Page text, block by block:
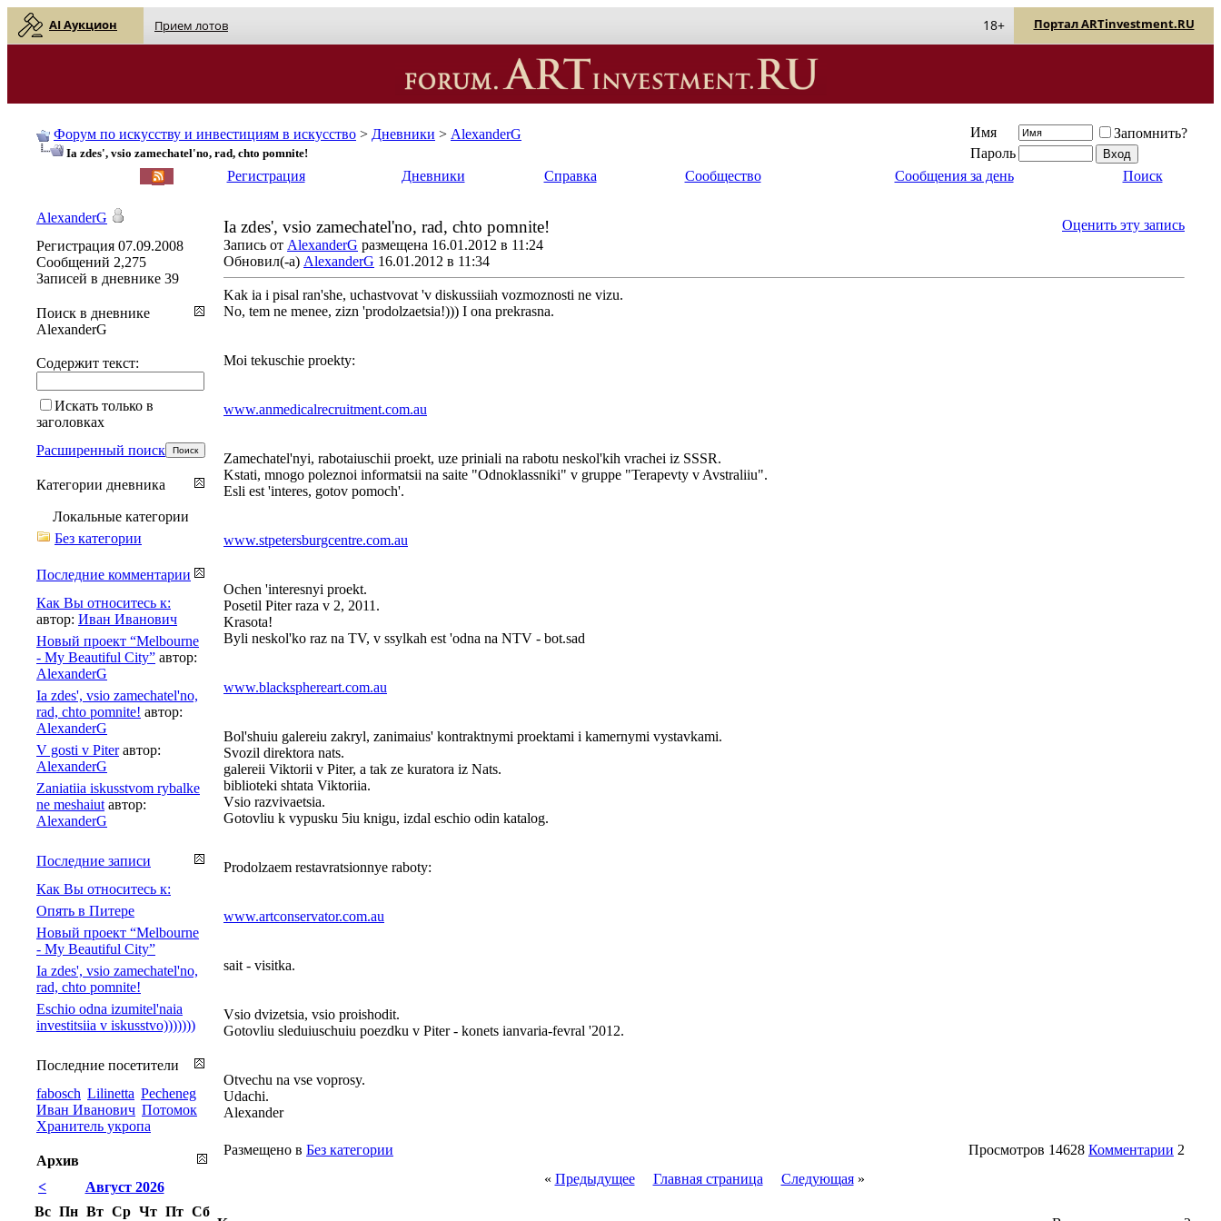
AI Аукцион Прием лотов Портал ARTinvestment.RU
18+
Форум по искусству и инвестициям в искусство > Дневники > AlexanderG
Ia zdes', vsio zamechatel'no, rad, chto pomnite!
Имя
Запомнить?
Пароль
Регистрация Дневники Справка Сообщество Сообщения за день Поиск
Оценить эту запись
Ia zdes', vsio zamechatel'no, rad, chto pomnite!
Запись от AlexanderG размещена 16.01.2012 в 11:24
Обновил(-а) AlexanderG 16.01.2012 в 11:34
Kak ia i pisal ran'she, uchastvovat 'v diskussiiah vozmoznosti ne vizu.
No, tem ne menee, zizn 'prodolzaetsia!))) I ona prekrasna.
Moi tekuschie proekty:
www.anmedicalrecruitment.com.au
Zamechatel'nyi, rabotaiuschii proekt, uze priniali na rabotu neskol'kih vrachei iz SSSR.
Kstati, mnogo poleznoi informatsii na saite "Odnoklassniki" v gruppe "Terapevty v Avstraliiu".
Esli est 'interes, gotov pomoch'.
www.stpetersburgcentre.com.au
Ochen 'interesnyi proekt.
Posetil Piter raza v 2, 2011.
Krasota!
Byli neskol'ko raz na TV, v ssylkah est 'odna na NTV - bot.sad
www.blacksphereart.com.au
Bol'shuiu galereiu zakryl, zanimaius' kontraktnymi proektami i kamernymi vystavkami.
Svozil direktora nats.
galereii Viktorii v Piter, a tak ze kuratora iz Nats.
biblioteki shtata Viktoriia.
Vsio razvivaetsia.
Gotovliu k vypusku 5iu knigu, izdal eschio odin katalog.
Prodolzaem restavratsionnye raboty:
www.artconservator.com.au
sait - visitka.
Vsio dvizetsia, vsio proishodit.
Gotovliu sleduiuschuiu poezdku v Piter - konets ianvaria-fevral '2012.
Otvechu na vse voprosy.
Udachi.
Alexander
Размещено в Без категории Просмотров 14628 Комментарии 2
« Предыдущее Главная страница Следующая»
AlexanderG
Регистрация 07.09.2008
Сообщений 2,275
Записей в дневнике 39
Поиск в дневнике
AlexanderG
Содержит текст:
Искать только в
заголовках
Расширенный поиск
Категории дневника
Локальные категории
Без категории
Последние комментарии
Как Вы относитесь к:
автор: Иван Иванович
Новый проект “Melbourne
- My Beautiful City” автор:
AlexanderG
Ia zdes', vsio zamechatel'no,
rad, chto pomnite! автор:
AlexanderG
V gosti v Piter автор:
AlexanderG
Zaniatiia iskusstvom rybalke
ne meshaiut автор:
AlexanderG
Последние записи
Как Вы относитесь к:
Опять в Питере
Новый проект “Melbourne
- My Beautiful City”
Ia zdes', vsio zamechatel'no,
rad, chto pomnite!
Eschio odna izumitel'naia
investitsiia v iskusstvo)))))))
Последние посетители
fabosch Lilinetta Pecheneg
Иван Иванович Потомок
Хранитель укропа
Архив
<
Август 2026
Вс Пн Вт Ср Чт Пт Сб